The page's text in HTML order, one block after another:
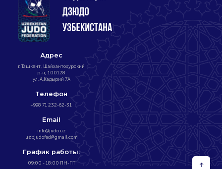
Адрес
г. Ташкент, Шайхантохурский
р-н, 100128
ул. А.Кадырий 7А
Телефон
+998 71 232-62-31
Email
info@judo.uz
uzbjudofed@gmail.com
График работы:
09:00 - 18:00 ПН-ПТ ↑